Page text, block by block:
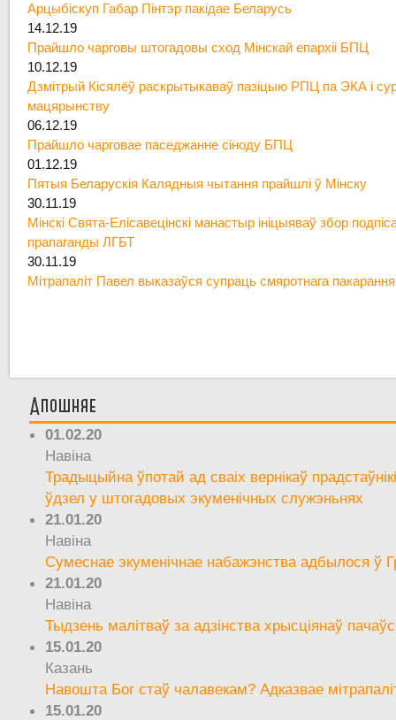
Арцыбіскуп Габар Пінтэр пакідае Беларусь
14.12.19
Прайшло чарговы штогадовы сход Мінскай епархіі БПЦ
10.12.19
Дзмітрый Кісялёў раскрытыкаваў пазіцыю РПЦ па ЭКА і
мацярынству
06.12.19
Прайшло чарговае паседжанне сіноду БПЦ
01.12.19
Пятыя Беларускія Калядныя чытання прайшлі ў Мінску
30.11.19
Мінскі Свята-Елісавецінскі манастыр ініцыяваў збор
прапаганды ЛГБТ
30.11.19
Мітрапаліт Павел выказаўся супраць смяротнага пакарання
Апошняе
01.02.20
Навіна
Традыцыйна ўпотай ад сваіх вернікаў
ўдзел у штогадовых экуменічных служэньнях
21.01.20
Навіна
Сумеснае экуменічнае набажэнства адбылося ў
21.01.20
Навіна
Тыдзень малітваў за адзінства хрысціянаў
15.01.20
Казань
Навошта Бог стаў чалавекам? Адказвае
15.01.20